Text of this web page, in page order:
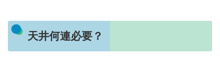
天井何連必要？